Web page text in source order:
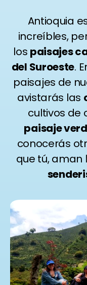
Antioquia
increíbles,
los paisajes
del Suroeste.
paisajes de
avistarás las
cultivos de
paisaje
conocerás
que tú, aman